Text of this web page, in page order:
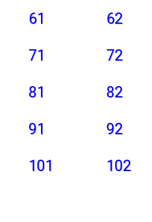
61 62
71 72
81 82
91 92
101 102